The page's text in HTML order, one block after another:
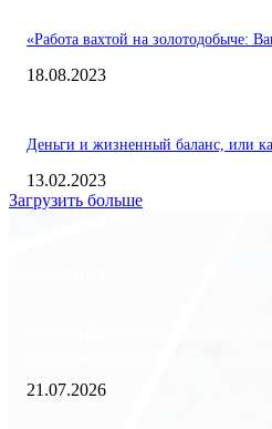
«Работа вахтой на золотодобыче:
18.08.2023
Деньги и жизненный баланс, или
13.02.2023
Загрузить больше
21.07.2026